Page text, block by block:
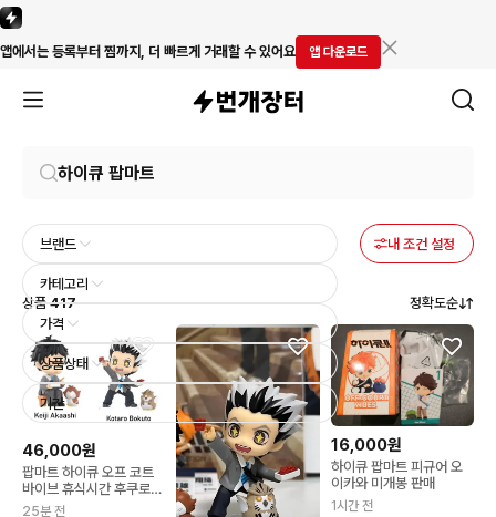
앱에서는 등록부터 찜까지, 더 빠르게 거래할 수 있어요 앱 다운로드
브랜드
카테고리
가격
상품상태
기간
내 조건 설정
상품 417 정확도순
46,000원
팝마트 하이큐 오프 코트
바이브 휴식시간 후쿠로다
니 보쿠토 아카아시 피규
25분 전
16,000원
하이큐 팝마트 피규어 오
이카와 미개봉 판매
1시간 전